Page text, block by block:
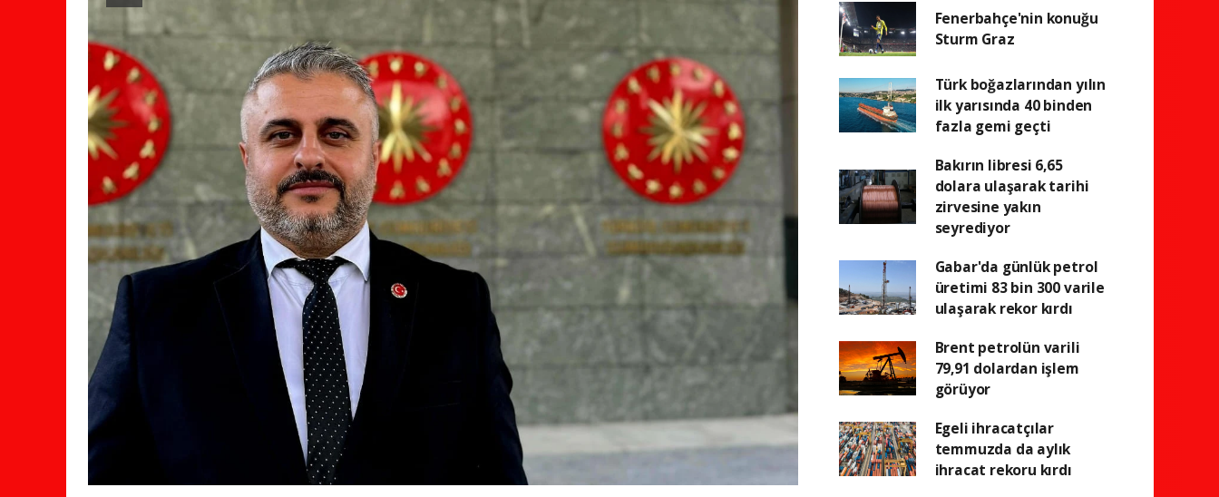
Fenerbahçe'nin konuğu
Sturm Graz
Türk boğazlarından yılın
ilk yarısında 40 binden
fazla gemi geçti
Bakırın libresi 6,65
dolara ulaşarak tarihi
zirvesine yakın
seyrediyor
Gabar'da günlük petrol
üretimi 83 bin 300 varile
ulaşarak rekor kırdı
Brent petrolün varili
79,91 dolardan işlem
görüyor
Egeli ihracatçılar
temmuzda da aylık
ihracat rekoru kırdı